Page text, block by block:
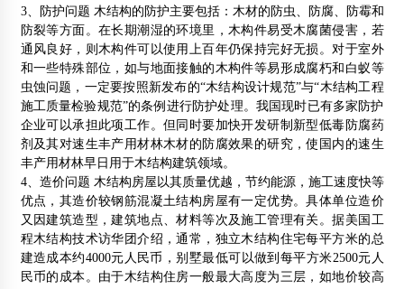
3、防护问题 木结构的防护主要包括：木材的防虫、防腐、防霉和
防裂等方面。在长期潮湿的环境里，木构件易受木腐菌侵害，若
通风良好，则木构件可以使用上百年仍保持完好无损。对于室外
和一些特殊部位，如与地面接触的木构件等易形成腐朽和白蚁等
虫蚀问题，一定要按照新发布的“木结构设计规范”与“木结构工程
施工质量检验规范”的条例进行防护处理。我国现时已有多家防护
企业可以承担此项工作。但同时要加快开发研制新型低毒防腐药
剂及其对速生丰产用材林木材的防腐效果的研究，使国内的速生
丰产用材林早日用于木结构建筑领域。
4、造价问题 木结构房屋以其质量优越，节约能源，施工速度快等
优点，其造价较钢筋混凝土结构房屋有一定优势。具体单位造价
又因建筑造型，建筑地点、材料等次及施工管理有关。据美国工
程木结构技术访华团介绍，通常，独立木结构住宅每平方米的总
建造成本约4000元人民币，别墅最低可以做到每平方米2500元人
民币的成本。由于木结构住房一般最大高度为三层，如地价较高